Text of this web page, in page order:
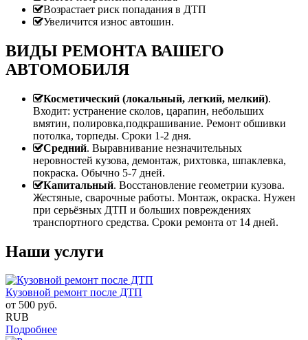
Возрастает риск попадания в ДТП
Увеличится износ автошин.
ВИДЫ РЕМОНТА ВАШЕГО
АВТОМОБИЛЯ
Косметический (локальный, легкий, мелкий).
Входит: устранение сколов, царапин, небольших
вмятин, полировка,подкрашивание. Ремонт обшивки
потолка, торпеды. Сроки 1-2 дня.
Средний. Выравнивание незначительных
неровностей кузова, демонтаж, рихтовка, шпаклевка,
покраска. Обычно 5-7 дней.
Капитальный. Восстановление геометрии кузова.
Жестяные, сварочные работы. Монтаж, окраска. Нужен
при серьёзных ДТП и больших повреждениях
транспортного средства. Сроки ремонта от 14 дней.
Наши услуги
Кузовной ремонт после ДТП
от 500 руб.
RUB
Подробнее